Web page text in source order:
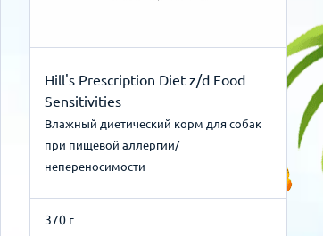
Hill's Prescription Diet z/d Food
Sensitivities
Влажный диетический корм для собак
при пищевой аллергии/
непереносимости
370 г